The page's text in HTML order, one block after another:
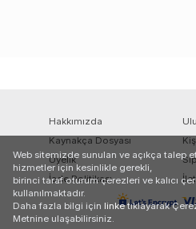
Hakkımızda
Kaynakça Dosyası
Üyelik
İade Politikası
Web sitemizde sunulan ve açıkça talep
hizmetler için kesinlikle gerekli,
birinci taraf oturum çerezleri ve kalıcı
kullanılmaktadır.
Daha fazla bilgi için linke tıklayarak
Metnine ulaşabilirsiniz.